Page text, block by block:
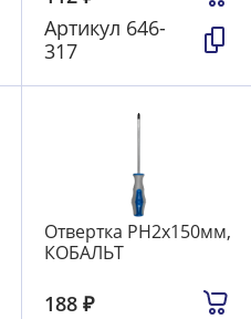
Артикул 646-
317
Отвертка PH2х150мм,
КОБАЛЬТ
188₽